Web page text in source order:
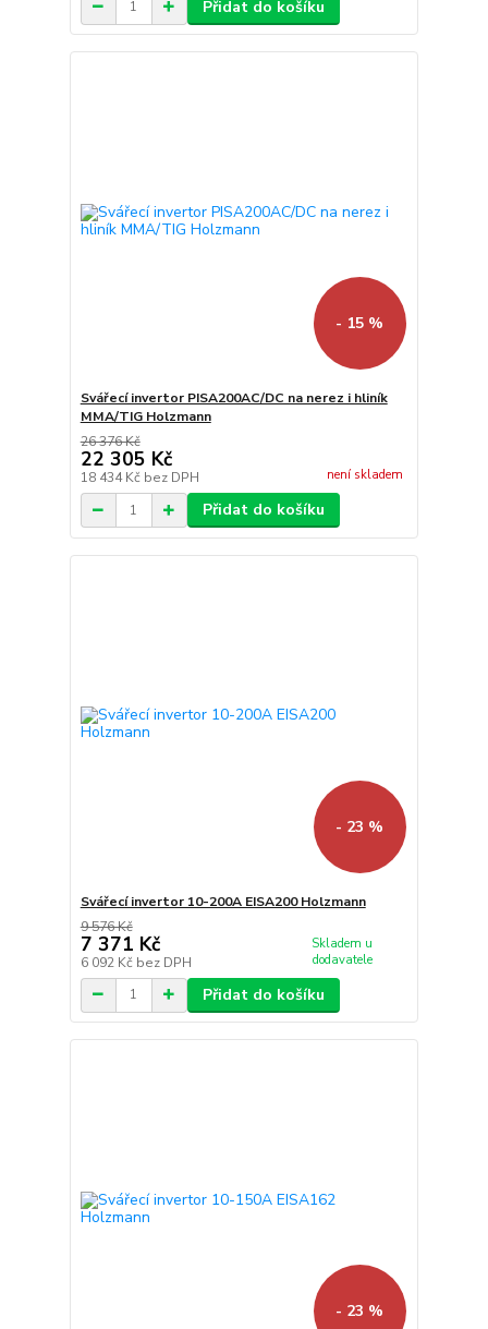
Přidat do košíku
- 15 %
Svářecí invertor PISA200AC/DC na nerez i hliník
MMA/TIG Holzmann
26 376 Kč
22 305 Kč
18 434 Kč bez DPH není skladem
Přidat do košíku
- 23 %
Svářecí invertor 10-200A EISA200 Holzmann
9 576 Kč
7 371 Kč
6 092 Kč bez DPH
Skladem u
dodavatele
Přidat do košíku
- 23 %